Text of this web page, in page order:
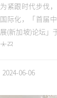
为紧跟时代步伐
国际化，「首届
展(新加坡)论坛」
大召...
2024-06-06